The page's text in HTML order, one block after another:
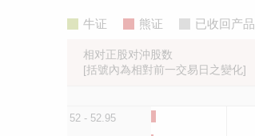
牛证 熊证 已收回产品
相对正股对沖股数
[括號內為相對前一交易日之變化]
52 - 52.95